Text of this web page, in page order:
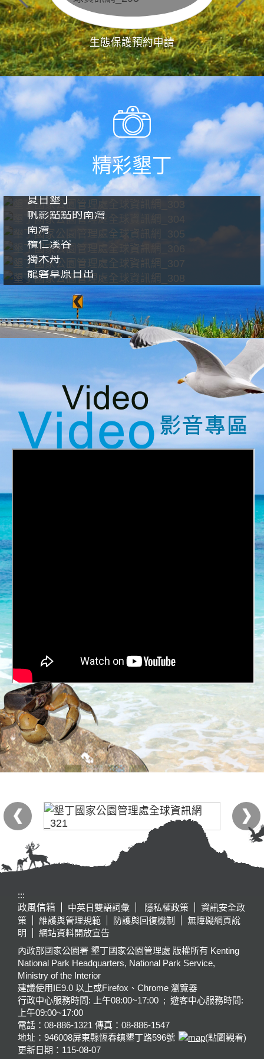
生態保護預約申請
精彩墾丁
夏日墾丁
帆影點點的南灣
南灣
欖仁溪谷
獨木舟
龍磐草原日出
:::
政風信箱
中英日雙語詞彙 隱私權政策
資訊安全政
策
維護與管理規範 防護與回復機制
無障礙網頁說
明
網站資料開放宣告
內政部國家公園署 墾丁國家公園管理處 版權所有 Kenting
National Park Headquarters, National Park Service,
Ministry of the Interior
建議使用IE9.0 以上或Firefox、Chrome 瀏覽器
行政中心服務時間: 上午08:00~17:00 ; 遊客中心服務時間:
上午09:00~17:00
電話：08-886-1321 傳真：08-886-1547
地址：946008屏東縣恆春鎮墾丁路596號
(點圖觀看)
更新日期： 115-08-07